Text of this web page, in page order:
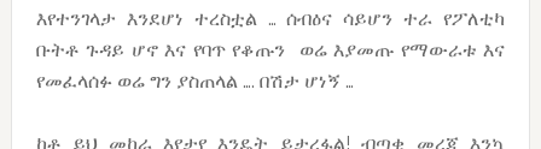
እየተንገላታ እንደሆነ ተረስቷል … ሰብዕና ሳይሆን ተራ የፖለቲካ
ቡትቶ ጉዳይ ሆኖ እና የባጥ የቆጡን ወሬ እያመጡ የማውራቱ እና
የመፈላሰፉ ወሬ ግን ያስጠላል …. በሽታ ሆነኝ …
ከቶ ይህ መከራ እየታየ እንዴት ይታረፋል! ብጣቂ መረጃ እንኳ